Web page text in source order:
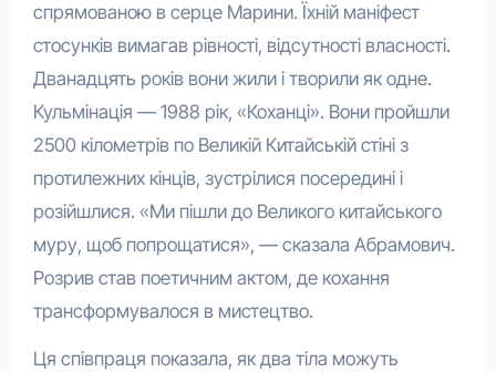
спрямованою в серце Марини. Їхній маніфест
стосунків вимагав рівності, відсутності власності.
Дванадцять років вони жили і творили як одне.
Кульмінація — 1988 рік, «Коханці». Вони пройшли
2500 кілометрів по Великій Китайській стіні з
протилежних кінців, зустрілися посередині і
розійшлися. «Ми пішли до Великого китайського
муру, щоб попрощатися», — сказала Абрамович.
Розрив став поетичним актом, де кохання
трансформувалося в мистецтво.
Ця співпраця показала, як два тіла можуть